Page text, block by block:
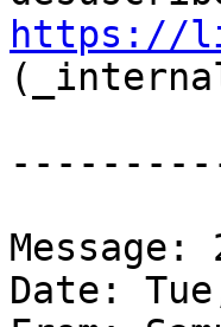
https://
Message:
Date: